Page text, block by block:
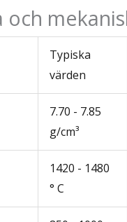
och
Typiska
värden
7.70 - 7.85
g/cm³
1420 - 1480
° C